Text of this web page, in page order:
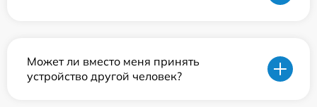
Может ли вместо меня принять
устройство другой человек?